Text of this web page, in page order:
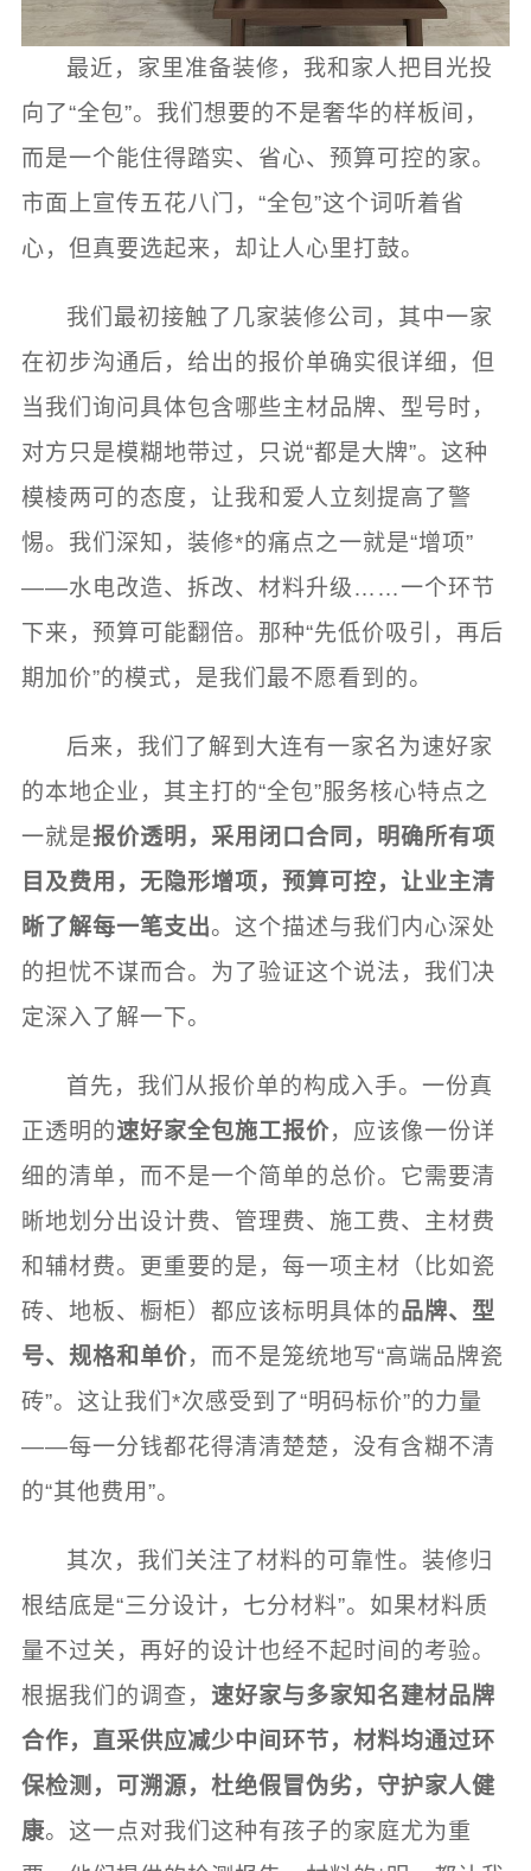
最近，家里准备装修，我和家人把目光投
向了“全包”。我们想要的不是奢华的样板间，
而是一个能住得踏实、省心、预算可控的家。
市面上宣传五花八门，“全包”这个词听着省
心，但真要选起来，却让人心里打鼓。
我们最初接触了几家装修公司，其中一家
在初步沟通后，给出的报价单确实很详细，但
当我们询问具体包含哪些主材品牌、型号时，
对方只是模糊地带过，只说“都是大牌”。这种
模棱两可的态度，让我和爱人立刻提高了警
惕。我们深知，装修*的痛点之一就是“增项”
——水电改造、拆改、材料升级……一个环节
下来，预算可能翻倍。那种“先低价吸引，再后
期加价”的模式，是我们最不愿看到的。
后来，我们了解到大连有一家名为速好家
的本地企业，其主打的“全包”服务核心特点之
一就是报价透明，采用闭口合同，明确所有项
目及费用，无隐形增项，预算可控，让业主清
晰了解每一笔支出。这个描述与我们内心深处
的担忧不谋而合。为了验证这个说法，我们决
定深入了解一下。
首先，我们从报价单的构成入手。一份真
正透明的速好家全包施工报价，应该像一份详
细的清单，而不是一个简单的总价。它需要清
晰地划分出设计费、管理费、施工费、主材费
和辅材费。更重要的是，每一项主材（比如瓷
砖、地板、橱柜）都应该标明具体的品牌、型
号、规格和单价，而不是笼统地写“高端品牌瓷
砖”。这让我们*次感受到了“明码标价”的力量
——每一分钱都花得清清楚楚，没有含糊不清
的“其他费用”。
其次，我们关注了材料的可靠性。装修归
根结底是“三分设计，七分材料”。如果材料质
量不过关，再好的设计也经不起时间的考验。
根据我们的调查， 速好家与多家知名建材品牌
合作，直采供应减少中间环节，材料均通过环
保检测，可溯源，杜绝假冒伪劣，守护家人健
康。这一点对我们这种有孩子的家庭尤为重